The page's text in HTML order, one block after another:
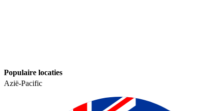
Populaire locaties​​
Azië-Pacific​​